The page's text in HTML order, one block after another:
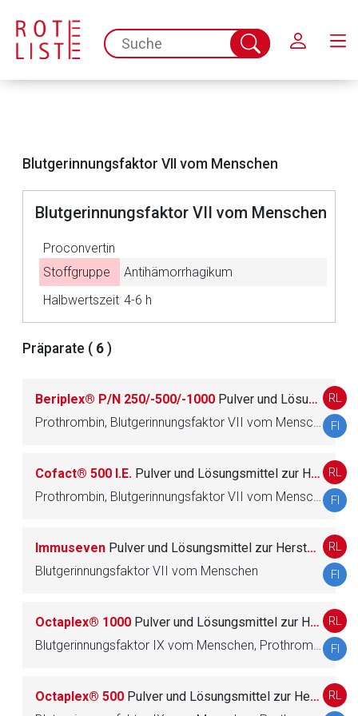
spc.search.input.placeholder
Suche
abschicken
Blutgerinnungsfaktor VII vom Menschen
Blutgerinnungsfaktor VII vom Menschen
Proconvertin
Stoffgruppe
Antihämorrhagikum
Halbwertszeit 4-6 h
Präparate ( 6 )
Beriplex® P/N 250/-500/-1000 Pulver und Lösungsmittel zur Herstellung einer Injektionslösung zur i.v. Anwendung
Prothrombin, Blutgerinnungsfaktor VII vom Menschen, Blutgerinnungsfaktor IX vom Menschen, Blutgerinnungsfaktor X, Protein C, Protein S
RL
FI
Cofact® 500 I.E. Pulver und Lösungsmittel zur Herstellung einer Injektionslösung
Prothrombin, Blutgerinnungsfaktor VII vom Menschen, Blutgerinnungsfaktor IX vom Menschen, Blutgerinnungsfaktor X, Protein C, Protein S
RL
FI
Immuseven Pulver und Lösungsmittel zur Herstellung einer Injektionslösung
Blutgerinnungsfaktor VII vom Menschen
RL
FI
Octaplex® 1000 Pulver und Lösungsmittel zur Herstellung einer Infusionslösung
Blutgerinnungsfaktor IX vom Menschen, Prothrombin, Blutgerinnungsfaktor VII vom Menschen, Blutgerinnungsfaktor X, Protein C, Protein S
RL
FI
Octaplex® 500 Pulver und Lösungsmittel zur Herstellung einer Infusionslösung
RL
Der von Ihnen aufgerufene Link öffnet eine externe Web-
Betreiber verantwortlich. Ebenso gelten dort ggf. andere
Datenschutzbestimmungen.
Zurück zur rote-liste.de Zur Seite